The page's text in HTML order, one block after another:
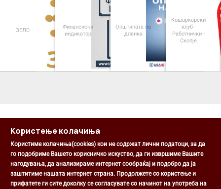
ЗЕЛС
Финансиски
индикатор
Општината на
дланка
Кошаркарски
клуб -
Работнички -
Скопје
Општина Центар
Михаил Цоков бр. 1, Скопје
Користење колачиња
Користиме колачиња(cookies) кои не содржат лични податоци, за да
го подобриме Вашето корисничко искуство, да ги извршиме Вашите
нагодувања, да анализираме интернет сообраќај и подобро да ја
заштитиме нашата интернет страна. Продолжете со користење и
прифатете ги сите доколку се согласувате со начинот на употреба на